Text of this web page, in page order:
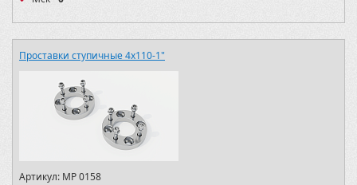
Проставки ступичные 4х110-1"
Артикул: MP 0158